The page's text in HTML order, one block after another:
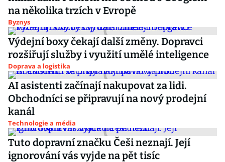
na několika trzích v Evropě
Byznys
Výdejní boxy čekají další změny. Dopravci
rozšiřují služby i využití umělé inteligence
Doprava a logistika
AI asistenti začínají nakupovat za lidi.
Obchodníci se připravují na nový prodejní
kanál
Technologie a média
Tuto dopravní značku Češi neznají. Její
ignorování vás vyjde na pět tisíc